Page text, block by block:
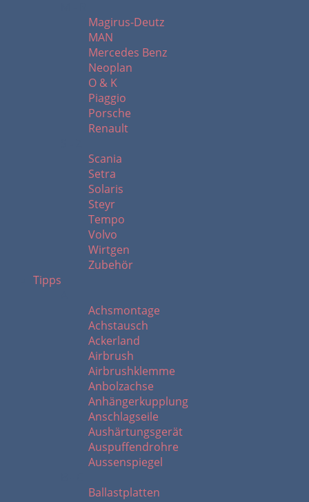
Magirus-Deutz
MAN
Mercedes Benz
Neoplan
O & K
Piaggio
Porsche
Renault
Scania
Setra
Solaris
Steyr
Tempo
Volvo
Wirtgen
Zubehör
Tipps
Achsmontage
Achstausch
Ackerland
Airbrush
Airbrushklemme
Anbolzachse
Anhängerkupplung
Anschlagseile
Aushärtungsgerät
Auspuffendrohre
Aussenspiegel
Ballastplatten